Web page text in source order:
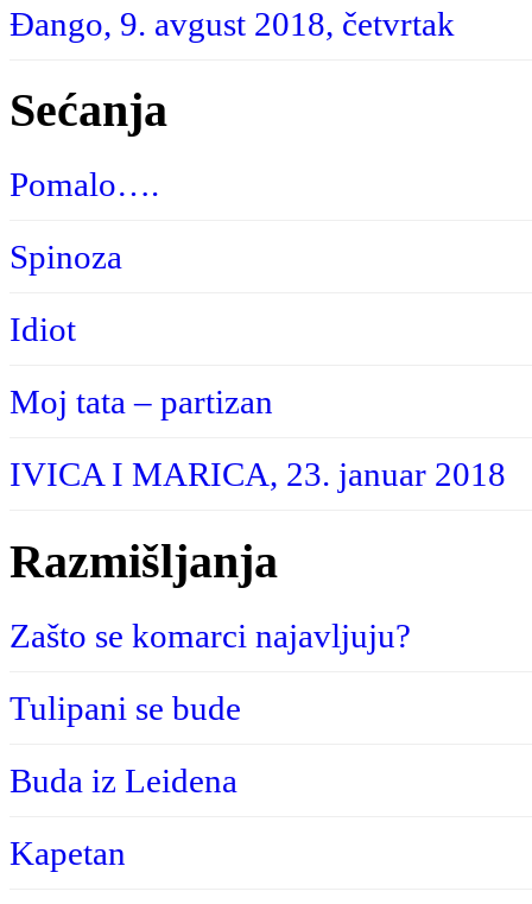
Đango, 9. avgust 2018, četvrtak
Sećanja
Pomalo….
Spinoza
Idiot
Moj tata – partizan
IVICA I MARICA, 23. januar 2018
Razmišljanja
Zašto se komarci najavljuju?
Tulipani se bude
Buda iz Leidena
Kapetan